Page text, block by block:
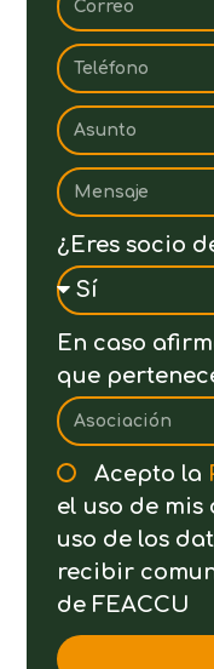
¿Eres socio
En caso
que
Acepto la
el uso de mis
uso de los
recibir
de FEACCU